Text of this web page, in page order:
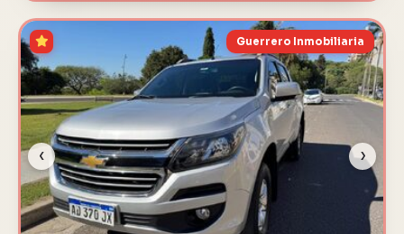
‹ ›
Guerrero Inmobiliaria